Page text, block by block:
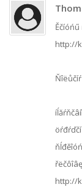
http://
http://